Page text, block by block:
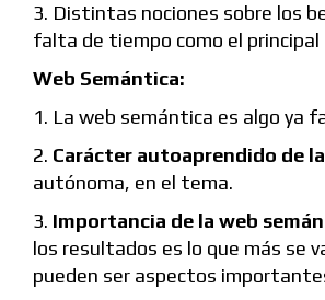
3. Distintas nociones sobre los
falta de tiempo como el
Web Semántica:
1. La web semántica es algo ya
2. Carácter autoaprendido de
autónoma, en el tema.
3. Importancia de la web
los resultados es lo que más se
pueden ser aspectos